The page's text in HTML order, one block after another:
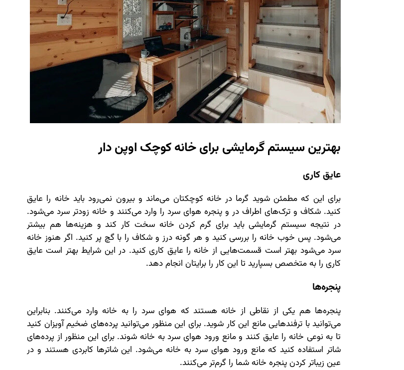
بهترین سیستم گرمایشی برای خانه کوچک اوپن دار
عایق کاری
برای این که مطمئن شوید گرما در خانه کوچکتان می‌ماند و بیرون نمی‌رود باید خانه را عایق
کنید. شکاف و ترک‌های اطراف در و پنجره هوای سرد را وارد می‌کنند و خانه زودتر سرد می‌شود.
در نتیجه سیستم گرمایشی باید برای گرم کردن خانه سخت کار کند و هزینه‌ها هم بیشتر
می‌شود. پس خوب خانه را بررسی کنید و هر گونه درز و شکاف را با گچ پر کنید. اگر هنوز خانه
سرد می‌شود بهتر است قسمت‌هایی از خانه را عایق کاری کنید. در این شرایط بهتر است عایق
کاری را به متخصص بسپارید تا این کار را برایتان انجام دهد.
پنجره‌ها
پنجره‌ها هم یکی از نقاطی از خانه هستند که هوای سرد را به خانه وارد می‌کنند. بنابراین
می‌توانید با ترفندهایی مانع این کار شوید. برای این منظور می‌توانید پرده‌های ضخیم آویزان کنید
تا به نوعی خانه را عایق کنند و مانع ورود هوای سرد به خانه شوند. برای این منظور از پرده‌های
شاتر استفاده کنید که مانع ورود هوای سرد به خانه می‌شود. این شاترها کابردی هستند و در
عین زیباتر کردن پنجره خانه شما را گرم‌تر می‌کنند.